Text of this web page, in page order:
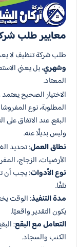
معايير طلب
طلب شركة تنظيف لا
وشهري، بل يعني
المعتاد.
الاختيار الصحيح
المطلوبة، نوع
البقع. عند الاتفاق
وليس بديلًا عنه.
نطاق العمل: تحديد
الأرضيات، الزجاج،
نوع الأدوات: يجب أن
تلفًا.
مدة التنفيذ: الوقت
يكون التقدير واقعيًا.
التعامل مع البقع:
الكنب والسجاد.